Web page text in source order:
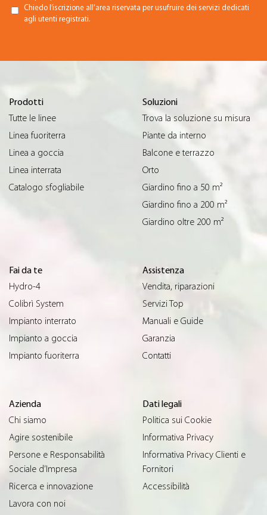
Chiedo l’iscrizione all’area riservata per usufruire dei servizi dedicati
agli utenti registrati.
Prodotti
Tutte le linee
Linea fuoriterra
Linea a goccia
Linea interrata
Catalogo sfogliabile
Soluzioni
Trova la soluzione su misura
Piante da interno
Balcone e terrazzo
Orto
Giardino fino a 50 m²
Giardino fino a 200 m²
Giardino oltre 200 m²
Fai da te
Hydro-4
Colibrì System
Impianto interrato
Impianto a goccia
Impianto fuoriterra
Assistenza
Vendita, riparazioni
Servizi Top
Manuali e Guide
Garanzia
Contatti
Azienda
Chi siamo
Agire sostenibile
Persone e Responsabilità
Sociale d’Impresa
Ricerca e innovazione
Lavora con noi
Dati legali
Politica sui Cookie
Informativa Privacy
Informativa Privacy Clienti e
Fornitori
Accessibilità